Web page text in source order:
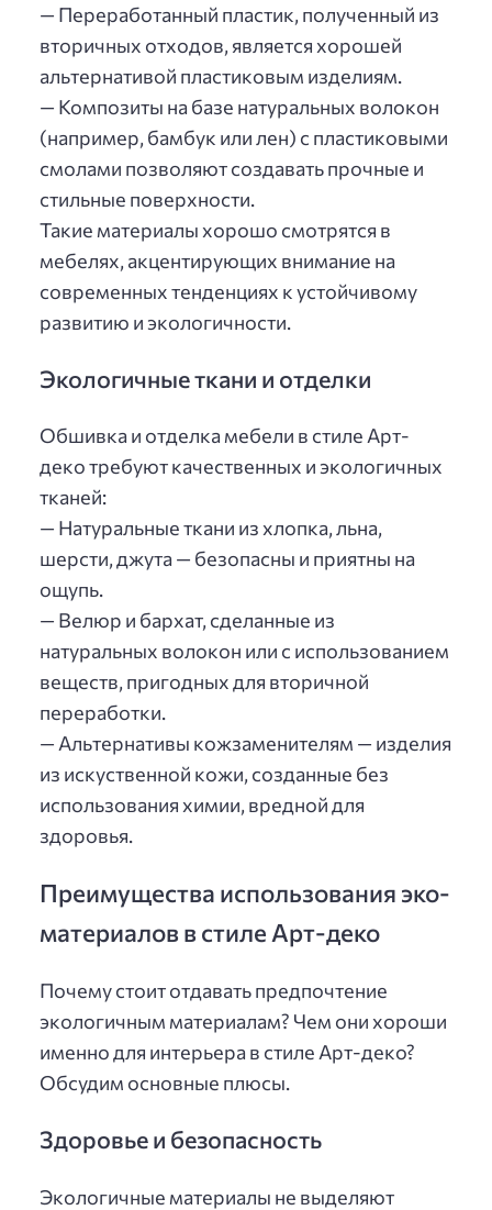
— Переработанный пластик, полученный из
вторичных отходов, является хорошей
альтернативой пластиковым изделиям.
— Композиты на базе натуральных волокон
(например, бамбук или лен) с пластиковыми
смолами позволяют создавать прочные и
стильные поверхности.
Такие материалы хорошо смотрятся в
мебелях, акцентирующих внимание на
современных тенденциях к устойчивому
развитию и экологичности.
Экологичные ткани и отделки
Обшивка и отделка мебели в стиле Арт-
деко требуют качественных и экологичных
тканей:
— Натуральные ткани из хлопка, льна,
шерсти, джута — безопасны и приятны на
ощупь.
— Велюр и бархат, сделанные из
натуральных волокон или с использованием
веществ, пригодных для вторичной
переработки.
— Альтернативы кожзаменителям — изделия
из искуственной кожи, созданные без
использования химии, вредной для
здоровья.
Преимущества использования эко-
материалов в стиле Арт-деко
Почему стоит отдавать предпочтение
экологичным материалам? Чем они хороши
именно для интерьера в стиле Арт-деко?
Обсудим основные плюсы.
Здоровье и безопасность
Экологичные материалы не выделяют